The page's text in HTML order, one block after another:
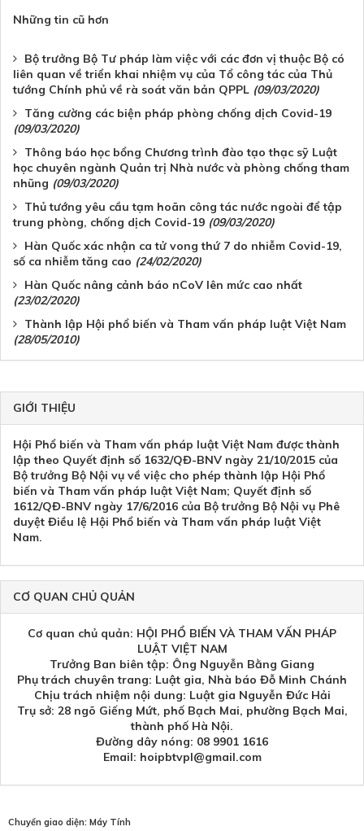
Những tin cũ hơn
Bộ trưởng Bộ Tư pháp làm việc với các đơn vị thuộc Bộ có
liên quan về triển khai nhiệm vụ của Tổ công tác của Thủ
tướng Chính phủ về rà soát văn bản QPPL (09/03/2020)
Tăng cường các biện pháp phòng chống dịch Covid-19
(09/03/2020)
Thông báo học bổng Chương trình đào tạo thạc sỹ Luật
học chuyên ngành Quản trị Nhà nước và phòng chống tham
nhũng (09/03/2020)
Thủ tướng yêu cầu tạm hoãn công tác nước ngoài để tập
trung phòng, chống dịch Covid-19 (09/03/2020)
Hàn Quốc xác nhận ca tử vong thứ 7 do nhiễm Covid-19,
số ca nhiễm tăng cao (24/02/2020)
Hàn Quốc nâng cảnh báo nCoV lên mức cao nhất
(23/02/2020)
Thành lập Hội phổ biến và Tham vấn pháp luật Việt Nam
(28/05/2010)
GIỚI THIỆU
Hội Phổ biến và Tham vấn pháp luật Việt Nam được thành
lập theo Quyết định số 1632/QĐ-BNV ngày 21/10/2015 của
Bộ trưởng Bộ Nội vụ về việc cho phép thành lập Hội Phổ
biến và Tham vấn pháp luật Việt Nam; Quyết định số
1612/QĐ-BNV ngày 17/6/2016 của Bộ trưởng Bộ Nội vụ Phê
duyệt Điều lệ Hội Phổ biến và Tham vấn pháp luật Việt
Nam.
CƠ QUAN CHỦ QUẢN
Cơ quan chủ quản: HỘI PHỔ BIẾN VÀ THAM VẤN PHÁP
LUẬT VIỆT NAM
Trưởng Ban biên tập: Ông Nguyễn Bằng Giang
Phụ trách chuyên trang: Luật gia, Nhà báo Đỗ Minh Chánh
Chịu trách nhiệm nội dung: Luật gia Nguyễn Đức Hải
Trụ sở: 28 ngõ Giếng Mứt, phố Bạch Mai, phường Bạch Mai,
thành phố Hà Nội.
Đường dây nóng: 08 9901 1616
Email: hoipbtvpl@gmail.com
Chuyển giao diện: Máy Tính